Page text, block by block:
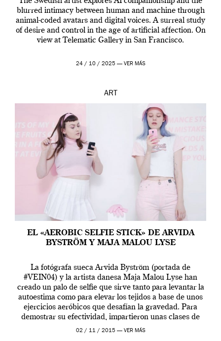
blurred intimacy between human and machine through
animal-coded avatars and digital voices. A surreal study
of desire and control in the age of artificial affection. On
view at Telematic Gallery in San Francisco.
24 / 10 / 2025 — VER MÁS
ART
EL «AEROBIC SELFIE STICK» DE ARVIDA
BYSTRÖM Y MAJA MALOU LYSE
La fotógrafa sueca Arvida Byström (portada de
#VEIN04) y la artista danesa Maja Malou Lyse han
creado un palo de selfie que sirve tanto para levantar la
autoestima como para elevar los tejidos a base de unos
ejercicios aeróbicos que desafían la gravedad. Para
demostrar su efectividad, impartieron unas clases de
prueba en el Tate […]
02 / 11 / 2015 — VER MÁS